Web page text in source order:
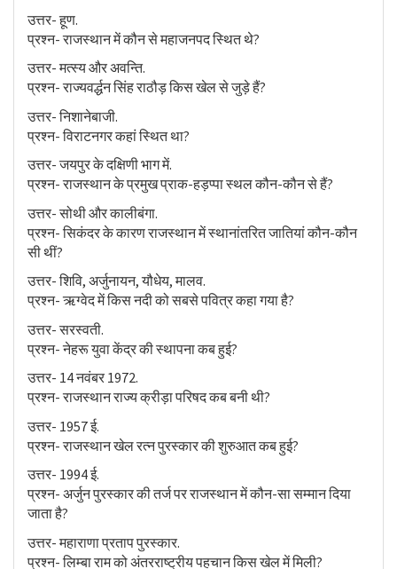
उत्तर- हूण.
प्रश्न- राजस्थान में कौन से महाजनपद स्थित थे?
उत्तर- मत्स्य और अवन्ति.
प्रश्न- राज्यवर्द्धन सिंह राठौड़ किस खेल से जुड़े हैं?
उत्तर- निशानेबाजी.
प्रश्न- विराटनगर कहां स्थित था?
उत्तर- जयपुर के दक्षिणी भाग में.
प्रश्न- राजस्थान के प्रमुख प्राक-हड़प्पा स्थल कौन-कौन से हैं?
उत्तर- सोथी और कालीबंगा.
प्रश्न- सिकंदर के कारण राजस्थान में स्थानांतरित जातियां कौन-कौन
सी थीं?
उत्तर- शिवि, अर्जुनायन, यौधेय, मालव.
प्रश्न- ऋग्वेद में किस नदी को सबसे पवित्र कहा गया है?
उत्तर- सरस्वती.
प्रश्न- नेहरू युवा केंद्र की स्थापना कब हुई?
उत्तर- 14 नवंबर 1972.
प्रश्न- राजस्थान राज्य क्रीड़ा परिषद कब बनी थी?
उत्तर- 1957 ई.
प्रश्न- राजस्थान खेल रत्न पुरस्कार की शुरुआत कब हुई?
उत्तर- 1994 ई.
प्रश्न- अर्जुन पुरस्कार की तर्ज पर राजस्थान में कौन-सा सम्मान दिया
जाता है?
उत्तर- महाराणा प्रताप पुरस्कार.
प्रश्न- लिम्बा राम को अंतरराष्ट्रीय पहचान किस खेल में मिली?